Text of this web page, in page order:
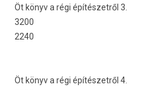
Öt könyv a régi építészetről 3.
3200
2240
Öt könyv a régi építészetről 4.